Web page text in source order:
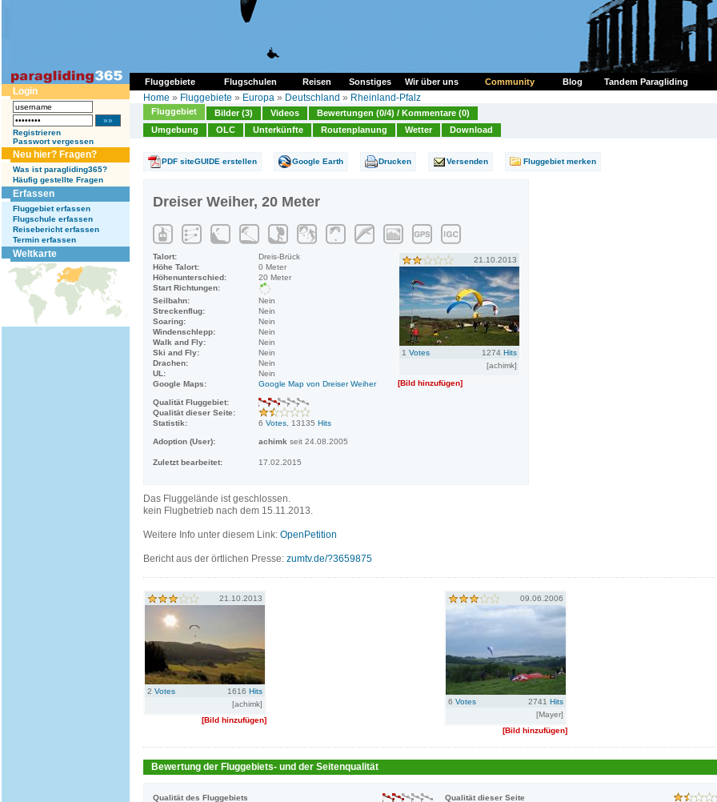
Fluggebiete Flugschulen Reisen Sonstiges Wir über uns Community Blog Tandem Paragliding
Login
Registrieren
Passwort vergessen
Neu hier? Fragen?
Was ist paragliding365?
Häufig gestellte Fragen
Erfassen
Fluggebiet erfassen
Flugschule erfassen
Reisebericht erfassen
Termin erfassen
Weltkarte
Home » Fluggebiete » Europa » Deutschland » Rheinland-Pfalz
Fluggebiet Bilder (3) Videos
Bewertungen (0/4) / Kommentare (0)
Umgebung
OLC Unterkünfte Routenplanung Wetter Download
PDF siteGUIDE erstellen Google Earth Drucken Versenden Fluggebiet merken
Dreiser Weiher, 20 Meter
Talort:
Dreis-Brück
Höhe Talort:
0 Meter
Höhenunterschied:
20 Meter
Start Richtungen:
Seilbahn:
Nein
Streckenflug:
Nein
Soaring:
Nein
Windenschlepp:
Nein
Walk and Fly:
Nein
Ski and Fly:
Nein
Drachen:
Nein
UL:
Nein
Google Maps:
Google Map von Dreiser Weiher
Qualität Fluggebiet:
Qualität dieser Seite:
Statistik:
6 Votes , 13135 Hits
Adoption (User): achimk seit 24.08.2005
Zuletzt bearbeitet: 17.02.2015
21.10.2013
1 Votes 1274 Hits
[achimk]
[Bild hinzufügen]
Das Fluggelände ist geschlossen.
kein Flugbetrieb nach dem 15.11.2013.
Weitere Info unter diesem Link: OpenPetition
Bericht aus der örtlichen Presse: zumtv.de/?3659875
21.10.2013
2 Votes 1616 Hits
[achimk]
[Bild hinzufügen]
09.06.2006
6 Votes 2741 Hits
[Mayer]
[Bild hinzufügen]
Bewertung der Fluggebiets- und der Seitenqualität
Qualität des Fluggebiets Qualität dieser Seite